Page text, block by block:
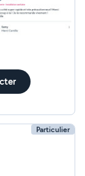
Particulier